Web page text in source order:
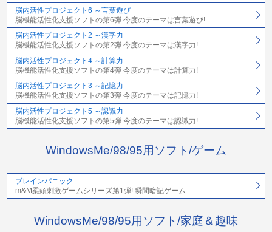
脳内活性プロジェクト6 ～言葉遊び
脳機能活性化支援ソフトの第6弾 今度のテーマは言葉遊び!
脳内活性プロジェクト2 ～漢字力
脳機能活性化支援ソフトの第2弾 今度のテーマは漢字力!
脳内活性プロジェクト4 ～計算力
脳機能活性化支援ソフトの第4弾 今度のテーマは計算力!
脳内活性プロジェクト3 ～記憶力
脳機能活性化支援ソフトの第3弾 今度のテーマは記憶力!
脳内活性プロジェクト5 ～認識力
脳機能活性化支援ソフトの第5弾 今度のテーマは認識力!
WindowsMe/98/95用ソフト/ゲーム
ブレインパニック
m&M柔頭刺激ゲームシリーズ第1弾! 瞬間暗記ゲーム
WindowsMe/98/95用ソフト/家庭＆趣味